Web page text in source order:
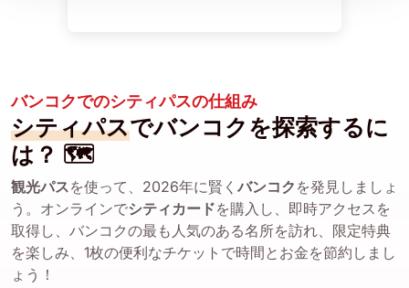
バンコクでのシティパスの仕組み
シティパスでバンコクを探索するに
は？ 🗺️
観光パスを使って、2026年に賢く バンコク を発見しましょ
う。オンラインでシティカードを購入し、即時アクセスを
取得し、バンコクの最も人気のある名所を訪れ、限定特典
を楽しみ、1枚の便利なチケットで時間とお金を節約しまし
ょう！